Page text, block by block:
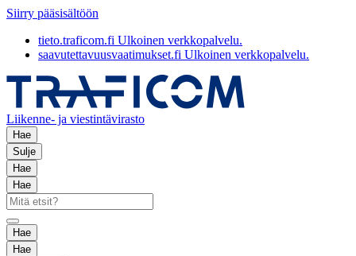
Siirry pääsisältöön
tieto.traficom.fi Ulkoinen verkkopalvelu.
saavutettavuusvaatimukset.fi Ulkoinen verkkopalvelu.
Liikenne- ja viestintävirasto
Hae
Sulje
Hae
Hae
Hae
Hae